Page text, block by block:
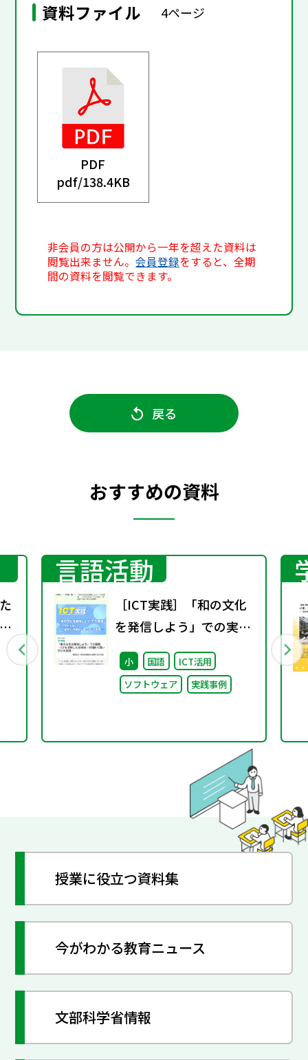
資料ファイル 4ページ
PDF
pdf/138.4KB
非会員の方は公開から一年を超えた資料は
閲覧出来ません。会員登録をすると、全期
間の資料を閲覧できます。
戻る
おすすめの資料
言語活動
［ICT実践］「和の文化
を発信しよう」での実
践 ―ICTを活用した主
体的・対話的で深い学び
の実現―
小 国語
ICT活用
ソフトウェア
実践事例
授業に役立つ資料集
今がわかる教育ニュース
文部科学省情報